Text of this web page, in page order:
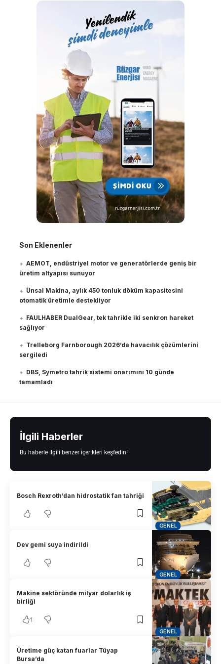
Son Eklenenler
AEMOT, endüstriyel motor ve generatörlerde geniş bir
üretim altyapısı sunuyor
Ünsal Makina, aylık 450 tonluk döküm kapasitesini
otomatik üretimle destekliyor
FAULHABER DualGear, tek tahrikle iki senkron hareket
sağlıyor
Trelleborg Farnborough 2026’da havacılık çözümlerini
sergiledi
DBS, Symetro tahrik sistemi onarımını 10 günde
tamamladı
İlgili Haberler
Bu haberle ilgili benzer içerikleri keşfedin!
GENEL
Bosch Rexroth’dan hidrostatik fan tahriği
GENEL
Dev gemi suya indirildi
GENEL
Makine sektöründe milyar dolarlık iş
birliği
1
Üretime güç katan fuarlar Tüyap
Bursa’da